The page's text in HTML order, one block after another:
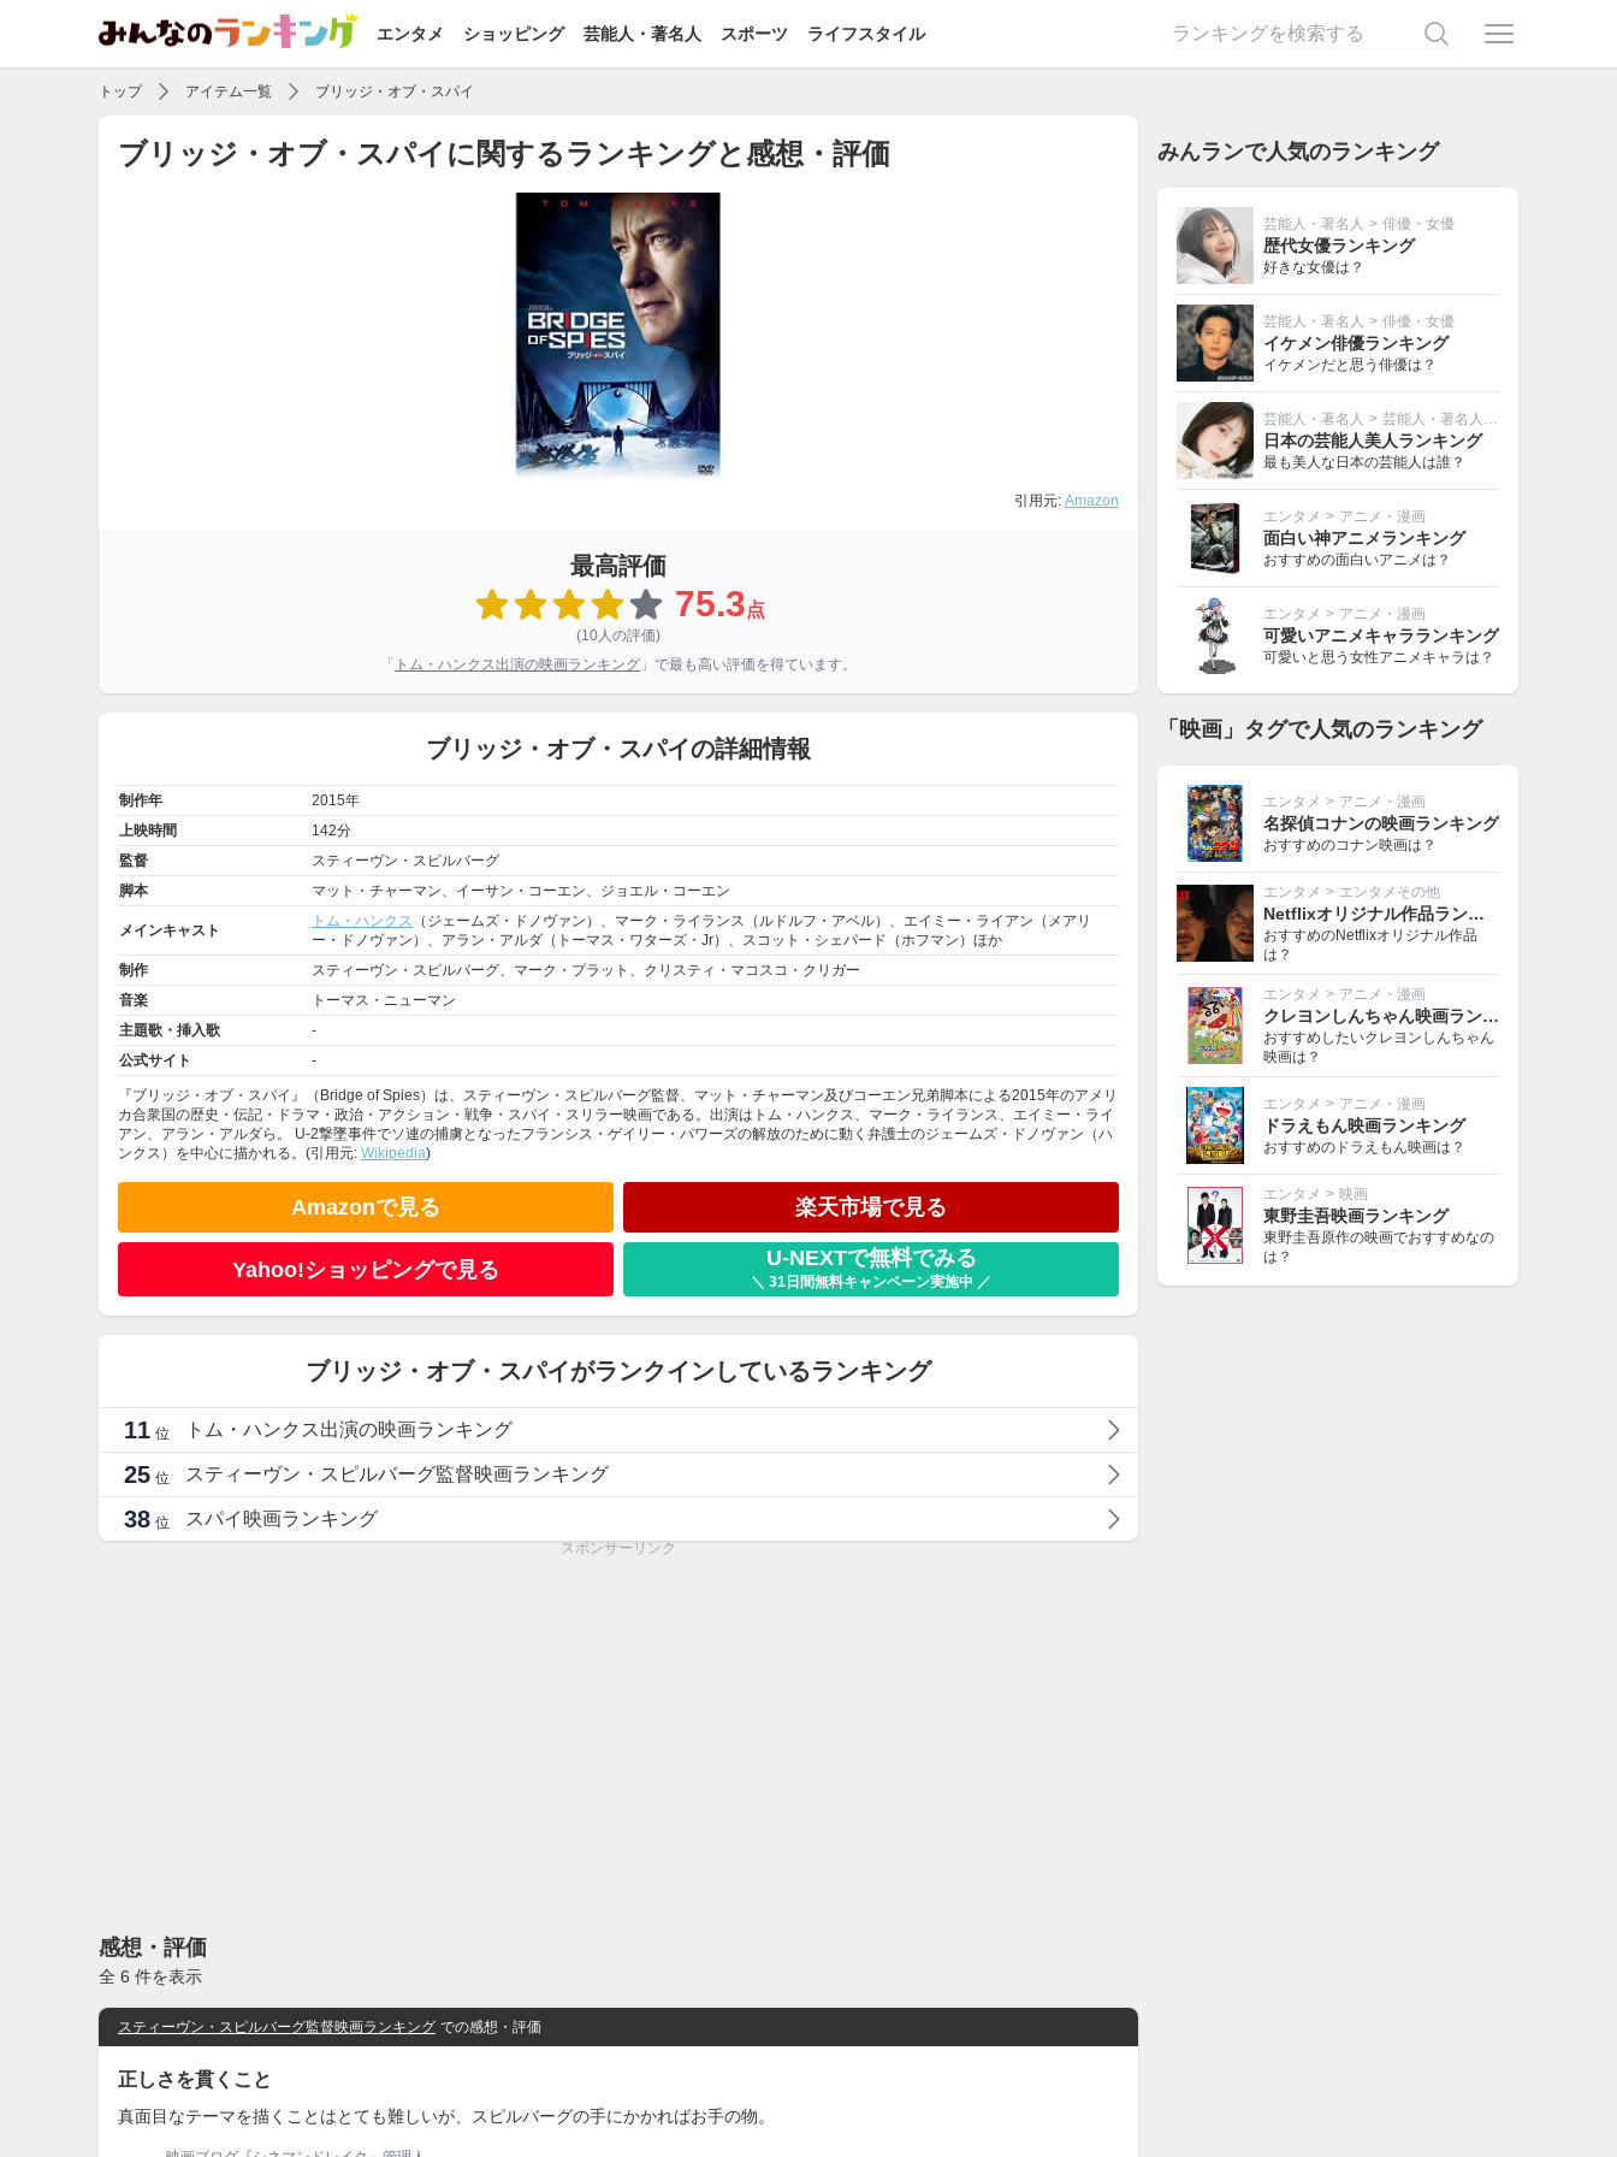
エンタメ ショッピング 芸能人・著名人 スポーツ ライフスタイル
トップ アイテム一覧 ブリッジ・オブ・スパイ
ブリッジ・オブ・スパイに関するランキングと感想・評価
引用元: Amazon
最高評価
75.3点
(10人の評価)
「 トム・ハンクス出演の映画ランキング 」で最も高い評価を得ています。
ブリッジ・オブ・スパイの詳細情報
制作年
2015年
上映時間
142分
監督
スティーヴン・スピルバーグ
脚本
マット・チャーマン、イーサン・コーエン、ジョエル・コーエン
メインキャスト
トム・ハンクス （ジェームズ・ドノヴァン）、マーク・ライランス（ルドルフ・アベル）、エイミー・ライアン（メアリ
ー・ドノヴァン）、アラン・アルダ（トーマス・ワターズ・Jr）、スコット・シェパード（ホフマン）ほか
制作
スティーヴン・スピルバーグ、マーク・プラット、クリスティ・マコスコ・クリガー
音楽
トーマス・ニューマン
主題歌・挿入歌
-
公式サイト
-
『ブリッジ・オブ・スパイ』（Bridge of Spies）は、スティーヴン・スピルバーグ監督、マット・チャーマン及びコーエン兄弟脚本による2015年のアメリ
カ合衆国の歴史・伝記・ドラマ・政治・アクション・戦争・スパイ・スリラー映画である。出演はトム・ハンクス、マーク・ライランス、エイミー・ライ
アン、アラン・アルダら。 U-2撃墜事件でソ連の捕虜となったフランシス・ゲイリー・パワーズの解放のために動く弁護士のジェームズ・ドノヴァン（ハ
ンクス）を中心に描かれる。(引用元: Wikipedia)
Amazonで見る 楽天市場で見る
Yahoo!ショッピングで見る U-NEXTで無料でみる
＼ 31日間無料キャンペーン実施中 ／
ブリッジ・オブ・スパイがランクインしているランキング
11 位 トム・ハンクス出演の映画ランキング
25 位 スティーヴン・スピルバーグ監督映画ランキング
38 位 スパイ映画ランキング
スポンサーリンク
感想・評価
全 6 件を表示
スティーヴン・スピルバーグ監督映画ランキング での感想・評価
正しさを貫くこと
真面目なテーマを描くことはとても難しいが、スピルバーグの手にかかればお手の物。
みんランで人気のランキング
芸能人・著名人 > 俳優・女優
歴代女優ランキング
好きな女優は？
芸能人・著名人 > 俳優・女優
イケメン俳優ランキング
イケメンだと思う俳優は？
芸能人・著名人 > 芸能人・著名人その他
日本の芸能人美人ランキング
最も美人な日本の芸能人は誰？
エンタメ > アニメ・漫画
面白い神アニメランキング
おすすめの面白いアニメは？
エンタメ > アニメ・漫画
可愛いアニメキャラランキング
可愛いと思う女性アニメキャラは？
「映画」タグで人気のランキング
エンタメ > アニメ・漫画
名探偵コナンの映画ランキング
おすすめのコナン映画は？
エンタメ > エンタメその他
Netflixオリジナル作品ランキング
おすすめのNetflixオリジナル作品
は？
エンタメ > アニメ・漫画
クレヨンしんちゃん映画ランキング
おすすめしたいクレヨンしんちゃん
映画は？
エンタメ > アニメ・漫画
ドラえもん映画ランキング
おすすめのドラえもん映画は？
エンタメ > 映画
東野圭吾映画ランキング
東野圭吾原作の映画でおすすめなの
は？